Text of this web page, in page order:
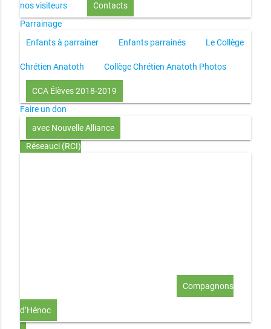
nos visiteurs
Contacts
Parrainage
Enfants à parrainer
Enfants parrainés Le Collège
Chrétien Anatoth Collège Chrétien Anatoth Photos
CCA Élèves 2018-2019
Faire un don
avec Nouvelle Alliance
Réseauci (RCI)
Compagnons
d’Hénoc